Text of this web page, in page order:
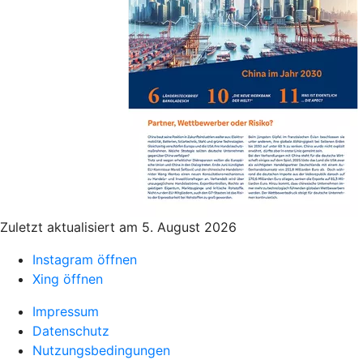
Zuletzt aktualisiert am 5. August 2026
Instagram öffnen
Xing öffnen
Impressum
Datenschutz
Nutzungsbedingungen